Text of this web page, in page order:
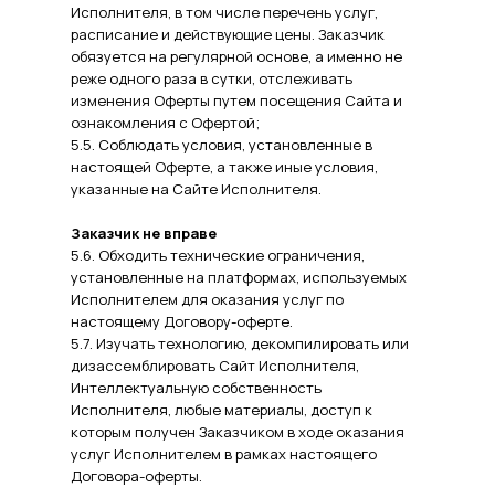
Исполнителя, в том числе перечень услуг,
расписание и действующие цены. Заказчик
обязуется на регулярной основе, а именно не
реже одного раза в сутки, отслеживать
изменения Оферты путем посещения Сайта и
ознакомления с Офертой;
5.5. Соблюдать условия, установленные в
настоящей Оферте, а также иные условия,
указанные на Сайте Исполнителя.
Заказчик не вправе
5.6. Обходить технические ограничения,
установленные на платформах, используемых
Исполнителем для оказания услуг по
настоящему Договору-оферте.
5.7. Изучать технологию, декомпилировать или
дизассемблировать Сайт Исполнителя,
Интеллектуальную собственность
Исполнителя, любые материалы, доступ к
которым получен Заказчиком в ходе оказания
услуг Исполнителем в рамках настоящего
Договора-оферты.